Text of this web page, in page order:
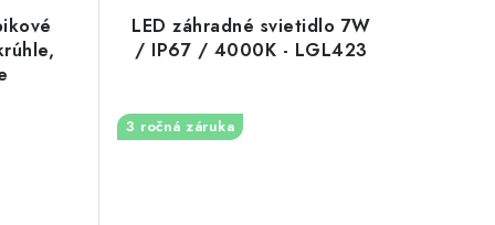
LED záhradné svietidlo 7W
/ IP67 / 4000K - LGL423
3 ročná záruka